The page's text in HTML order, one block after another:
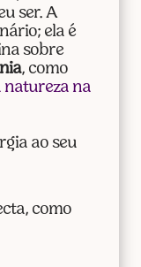
ser. A
ela é
sobre
, como
natureza na
ao seu
como